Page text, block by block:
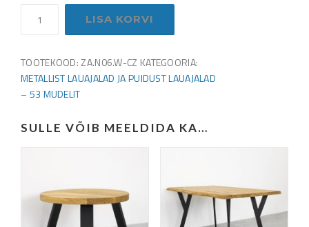
lauajalg
H710*1200mm,
toru
20*60mm,
must
LISA KORVI
TOOTEKOOD: ZA.N06.W-CZ KATEGOORIA:
METALLIST LAUAJALAD JA PUIDUST LAUAJALAD
– 53 MUDELIT
SULLE VÕIB MEELDIDA KA…